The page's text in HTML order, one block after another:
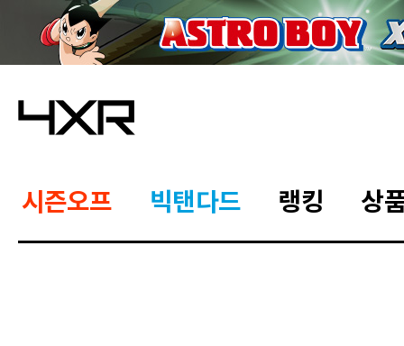
시즌오프 빅탠다드 랭킹 상